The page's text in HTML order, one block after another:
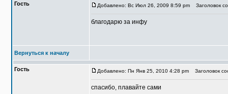
Гость Добавлено: Вс Июл 26, 2009 8:59 pm Заголовок
благодарю за инфу
Вернуться к началу
Гость Добавлено: Пн Янв 25, 2010 4:28 pm Заголовок
спасибо, плавайте сами